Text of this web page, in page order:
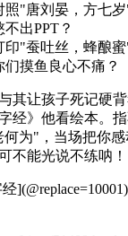
照"唐刘晏，方七
出PPT？
印"蚕吐丝，蜂酿
摸鱼良心不痛？
其让孩子死记硬
经》他看绘本。
为"，当场把你
不能光说不练呐！